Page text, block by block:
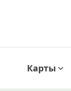
Карты